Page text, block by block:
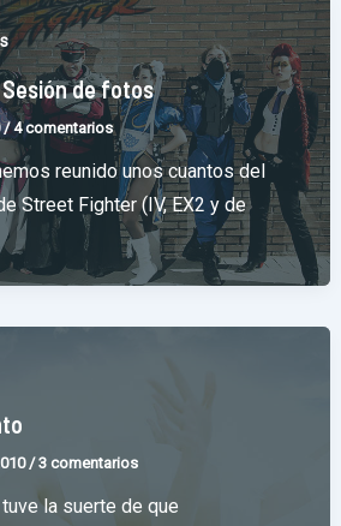
de fotos
/4 comentarios
reunido unos cuantos del
Street Fighter (IV, EX2 y de
/3 comentarios
la suerte de que